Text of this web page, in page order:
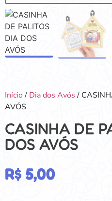
Início/ Dia dos Avós/
AVÓS
CASINHA DE
DOS AVÓS
R$ 5,00